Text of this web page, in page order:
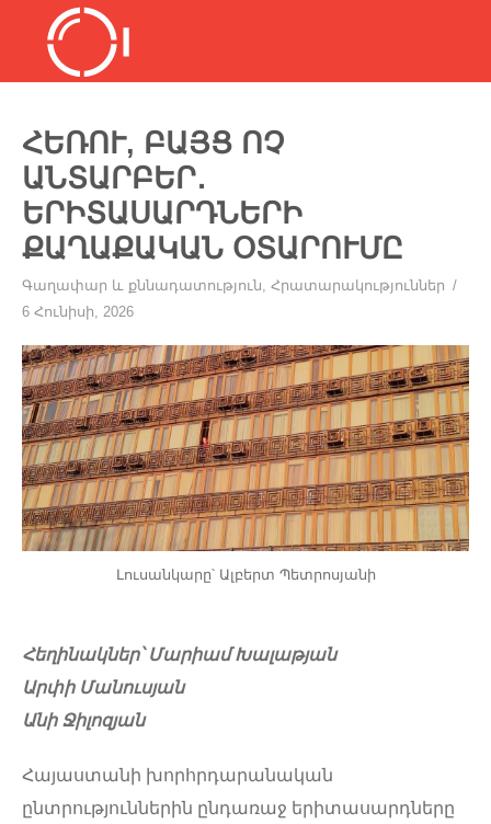
ՀԵՌՈՒ, ԲԱՅՑ ՈՉ
ԱՆՏԱՐԲԵՐ․
ԵՐԻՏԱՍԱՐԴՆԵՐԻ
ՔԱՂԱՔԱԿԱՆ ՕՏԱՐՈՒՄԸ
Գաղափար և քննադատություն, Հրատարակություններ
6 Հունիսի, 2026
Լուսանկարը՝ Ալբերտ Պետրոսյանի
Հեղինակներ՝ Մարիամ Խալաթյան
Արփի Մանուսյան
Անի Ջիլոզյան
Հայաստանի խորհրդարանական
ընտրություններին ընդառաջ երիտասարդները